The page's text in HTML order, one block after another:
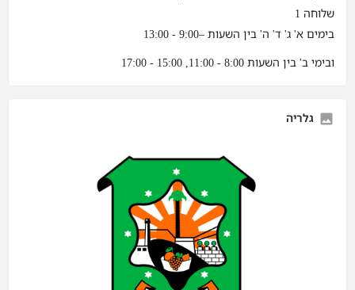
שלוחה 1
בימים א' ג' ד' ה' בין השעות –9:00 - 13:00
ובימי ב' בין השעות 8:00 - 11:00, 15:00 - 17:00
גלריה